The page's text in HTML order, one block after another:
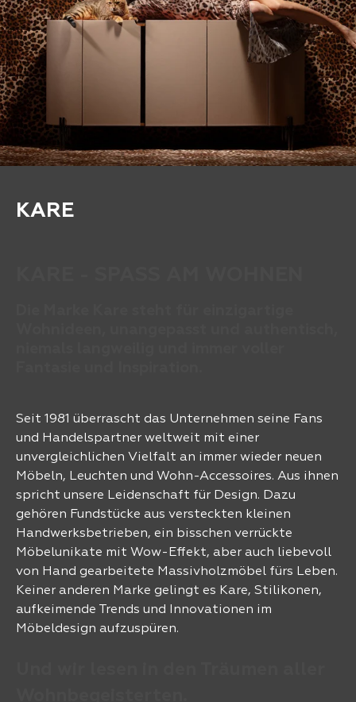
KARE
Seit 1981 überrascht das Unternehmen seine Fans
und Handelspartner weltweit mit einer
unvergleichlichen Vielfalt an immer wieder neuen
Möbeln, Leuchten und Wohn-Accessoires. Aus ihnen
spricht unsere Leidenschaft für Design. Dazu
gehören Fundstücke aus versteckten kleinen
Handwerksbetrieben, ein bisschen verrückte
Möbelunikate mit Wow-Effekt, aber auch liebevoll
von Hand gearbeitete Massivholzmöbel fürs Leben.
Keiner anderen Marke gelingt es Kare, Stilikonen,
aufkeimende Trends und Innovationen im
Möbeldesign aufzuspüren.